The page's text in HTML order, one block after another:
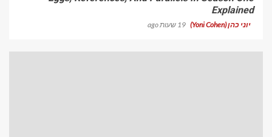
Explained
יוני כהן (Yoni Cohen) 19 שעות ago